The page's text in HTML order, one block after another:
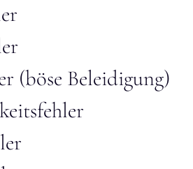
(böse Beleidigung)